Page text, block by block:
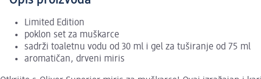
Limited Edition
poklon set za muškarce
sadrži toaletnu vodu od 30 ml i gel za tuširanje od 75 ml
aromatičan, drveni miris